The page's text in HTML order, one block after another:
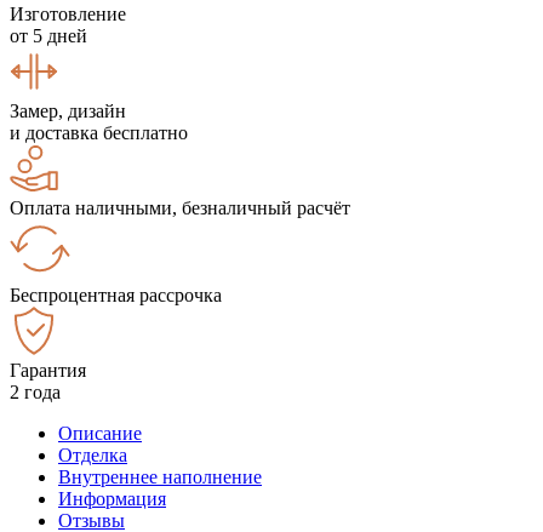
Изготовление
от 5 дней
Замер, дизайн
и доставка бесплатно
Оплата наличными, безналичный расчёт
Беспроцентная рассрочка
Гарантия
2 года
Описание
Отделка
Внутреннее наполнение
Информация
Отзывы